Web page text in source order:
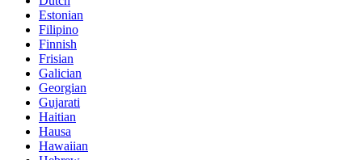
Estonian
Filipino
Finnish
Frisian
Galician
Georgian
Gujarati
Haitian
Hausa
Hawaiian